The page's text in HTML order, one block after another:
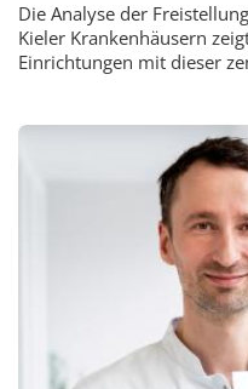
Die Analyse der
Kieler Krankenhäusern
Einrichtungen mit dieser